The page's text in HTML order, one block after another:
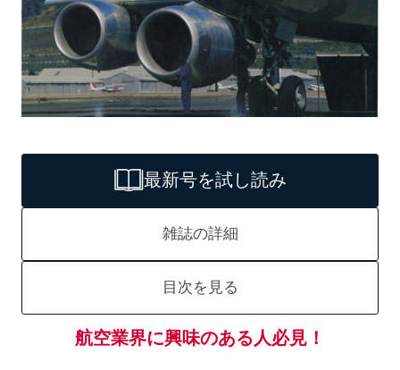
最新号を試し読み
雑誌の詳細
目次を見る
航空業界に興味のある人必見！